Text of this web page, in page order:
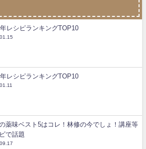
レシピランキングTOP10
レシピランキングTOP10
薬味ベスト5はコレ！林修の今でしょ！講座等
で話題